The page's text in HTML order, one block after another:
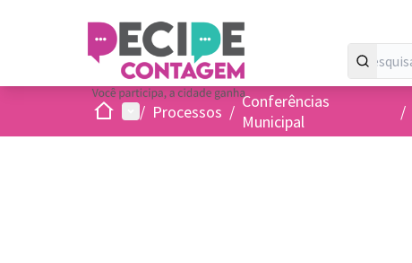
InicioMenu principal
/ Processos / Conferências
Municipal
/